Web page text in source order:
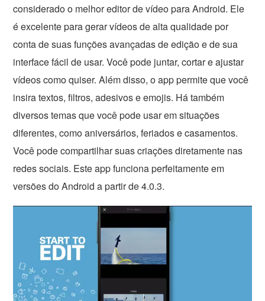
considerado o melhor editor de vídeo para Android. Ele
é excelente para gerar vídeos de alta qualidade por
conta de suas funções avançadas de edição e de sua
interface fácil de usar. Você pode juntar, cortar e ajustar
vídeos como quiser. Além disso, o app permite que você
insira textos, filtros, adesivos e emojis. Há também
diversos temas que você pode usar em situações
diferentes, como aniversários, feriados e casamentos.
Você pode compartilhar suas criações diretamente nas
redes sociais. Este app funciona perfeitamente em
versões do Android a partir de 4.0.3.